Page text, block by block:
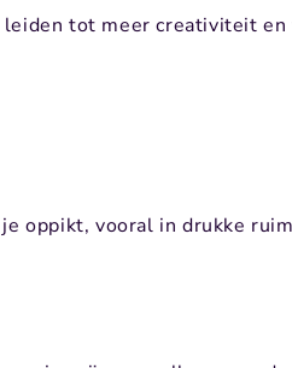
tot meer creativiteit en
oppikt, vooral in drukke